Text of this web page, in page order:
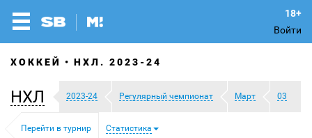
Войти
ХОККЕЙ НХЛ. 2023-24
НХЛ 2023-24 Регулярный чемпионат Март 03
Перейти в турнир Статистика